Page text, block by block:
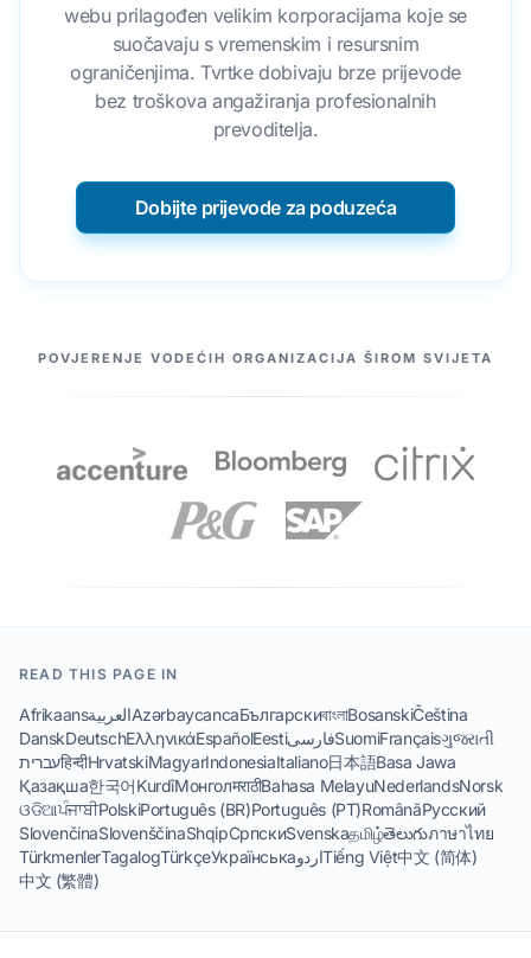
webu prilagođen velikim korporacijama koje se
suočavaju s vremenskim i resursnim
ograničenjima. Tvrtke dobivaju brze prijevode
bez troškova angažiranja profesionalnih
prevoditelja.
Dobijte prijevode za poduzeća
NAŠI PARTNERI
POVJERENJE VODEĆIH ORGANIZACIJA ŠIROM SVIJETA
READ THIS PAGE IN
AfrikaansالعربيةAzərbaycancaБългарскиবাংলাBosanskiČeština
DanskDeutschΕλληνικάEspañolEestiفارسیSuomiFrançaisગુજરાતી
עבריתहिन्दीHrvatskiMagyarIndonesiaItaliano日本語Basa Jawa
Қазақша한국어KurdîМонголमराठीBahasa MelayuNederlandsNorsk
ଓଡିଆਪੰਜਾਬੀPolskiPortuguês (BR)Português (PT)RomânăРусский
SlovenčinaSlovenščinaShqipСрпскиSvenskaதமிழ்తెలుగుภาษาไทย
TürkmenlerTagalogTürkçeУкраїнськаاردوTiếng Việt中文 (简体)
中文 (繁體)